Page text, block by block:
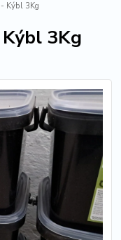
Kýbl 3Kg
3Kg